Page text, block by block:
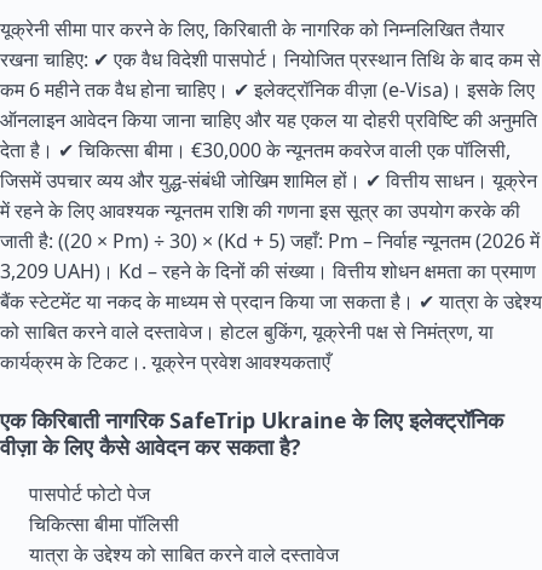
यूक्रेनी सीमा पार करने के लिए, किरिबाती के नागरिक को निम्नलिखित तैयार
रखना चाहिए: ✔ एक वैध विदेशी पासपोर्ट। नियोजित प्रस्थान तिथि के बाद कम से
कम 6 महीने तक वैध होना चाहिए। ✔ इलेक्ट्रॉनिक वीज़ा (e-Visa)। इसके लिए
ऑनलाइन आवेदन किया जाना चाहिए और यह एकल या दोहरी प्रविष्टि की अनुमति
देता है। ✔ चिकित्सा बीमा। €30,000 के न्यूनतम कवरेज वाली एक पॉलिसी,
जिसमें उपचार व्यय और युद्ध-संबंधी जोखिम शामिल हों। ✔ वित्तीय साधन। यूक्रेन
में रहने के लिए आवश्यक न्यूनतम राशि की गणना इस सूत्र का उपयोग करके की
जाती है: ((20 × Pm) ÷ 30) × (Kd + 5) जहाँ: Pm – निर्वाह न्यूनतम (2026 में
3,209 UAH)। Kd – रहने के दिनों की संख्या। वित्तीय शोधन क्षमता का प्रमाण
बैंक स्टेटमेंट या नकद के माध्यम से प्रदान किया जा सकता है। ✔ यात्रा के उद्देश्य
को साबित करने वाले दस्तावेज। होटल बुकिंग, यूक्रेनी पक्ष से निमंत्रण, या
कार्यक्रम के टिकट।.यूक्रेन प्रवेश आवश्यकताएँ
एक किरिबाती नागरिक SafeTrip Ukraine के लिए इलेक्ट्रॉनिक
वीज़ा के लिए कैसे आवेदन कर सकता है?
पासपोर्ट फोटो पेज
चिकित्सा बीमा पॉलिसी
यात्रा के उद्देश्य को साबित करने वाले दस्तावेज